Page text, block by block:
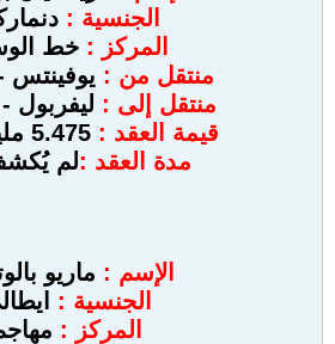
الجنسية :
المركز : خط
منتقل من : يوفينتس
منتقل إلى : ليفربول
قيمة العقد : 5.475 مليون يورو
مدة العقد :لم
الإسم : ماريو
الجنسية :
المركز :